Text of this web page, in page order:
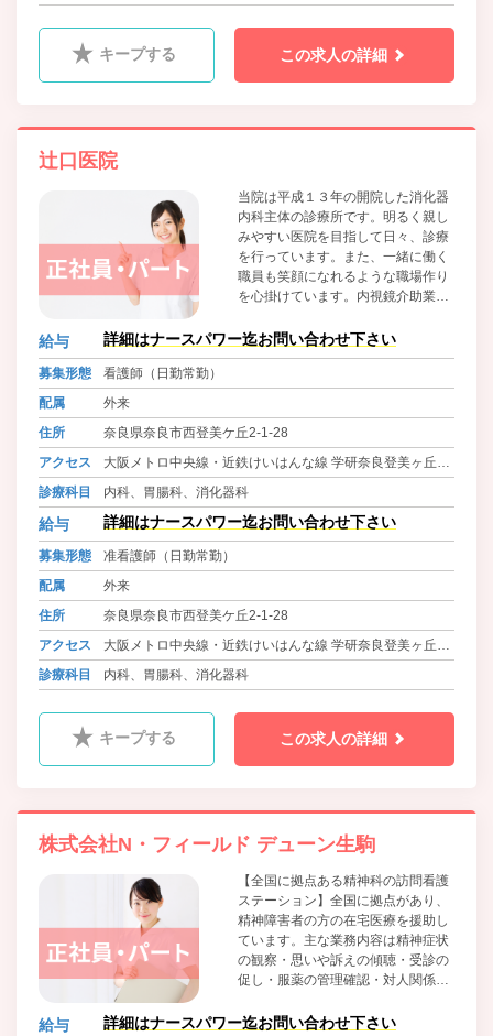
キープする この求人の詳細
辻口医院
当院は平成１３年の開院した消化器
内科主体の診療所です。明るく親し
みやすい医院を目指して日々、診療
を行っています。また、一緒に働く
職員も笑顔になれるような職場作り
を心掛けています。内視鏡介助業務
ますので、興味を持って前向きに取
り組んでいただける方をお待ちして
給与 詳細はナースパワー迄お問い合わせ下さい
募集形態
看護師（日勤常勤）
配属
外来
住所
奈良県奈良市西登美ケ丘2-1-28
アクセス
大阪メトロ中央線・近鉄けいはんな線 学研奈良登美ヶ丘駅
よりバス（5分） 徒歩1分
近鉄奈良線・難波線 学園前駅よりバス（10分） 徒歩1分
診療科目 内科、胃腸科、消化器科
給与 詳細はナースパワー迄お問い合わせ下さい
募集形態
准看護師（日勤常勤）
配属
外来
住所
奈良県奈良市西登美ケ丘2-1-28
アクセス
大阪メトロ中央線・近鉄けいはんな線 学研奈良登美ヶ丘駅
よりバス（5分） 徒歩1分
診療科目 内科、胃腸科、消化器科
キープする この求人の詳細
株式会社N・フィールド デューン生駒
【全国に拠点ある精神科の訪問看護
ステーション】全国に拠点があり、
精神障害者の方の在宅医療を援助し
ています。主な業務内容は精神症状
の観察・思いや訴えの傾聴・受診の
促し・服薬の管理確認・対人関係日
点を増やしていき、看護師の管理者
給与 詳細はナースパワー迄お問い合わせ下さい